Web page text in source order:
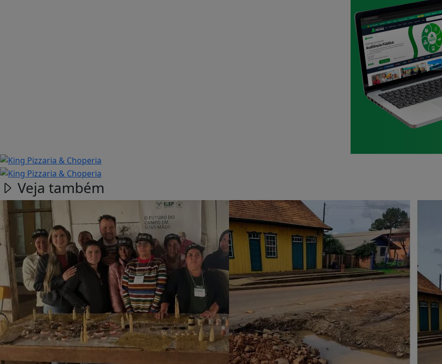
Veja também